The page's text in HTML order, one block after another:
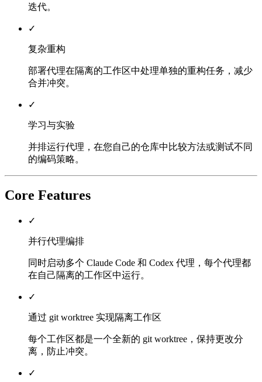
迭代。
✓
复杂重构
部署代理在隔离的工作区中处理单独的重构任务，减少
合并冲突。
✓
学习与实验
并排运行代理，在您自己的仓库中比较方法或测试不同
的编码策略。
Core Features
✓
并行代理编排
同时启动多个 Claude Code 和 Codex 代理，每个代理都
在自己隔离的工作区中运行。
✓
通过 git worktree 实现隔离工作区
每个工作区都是一个全新的 git worktree，保持更改分
离，防止冲突。
✓